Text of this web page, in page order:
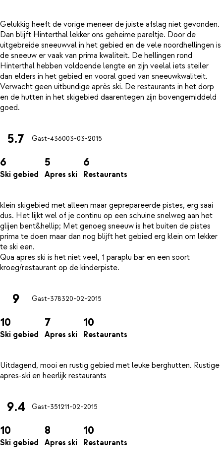
Gelukkig heeft de vorige meneer de juiste afslag niet gevonden.
Dan blijft Hinterthal lekker ons geheime pareltje. Door de
uitgebreide sneeuwval in het gebied en de vele noordhellingen is
de sneeuw er vaak van prima kwaliteit. De hellingen rond
Hinterthal hebben voldoende lengte en zijn veelal iets steiler
dan elders in het gebied en vooral goed van sneeuwkwaliteit.
Verwacht geen uitbundige après ski. De restaurants in het dorp
en de hutten in het skigebied daarentegen zijn bovengemiddeld
5.7 Gast-436003-03-2015
6
Ski gebied
5
Apres ski
6
Restaurants
klein skigebied met alleen maar geprepareerde pistes, erg saai
dus. Het lijkt wel of je continu op een schuine snelweg aan het
glijen bent&hellip; Met genoeg sneeuw is het buiten de pistes
prima te doen maar dan nog blijft het gebied erg klein om lekker
te ski een.
Qua apres ski is het niet veel, 1 paraplu bar en een soort
9 Gast-378320-02-2015
10
Ski gebied
7
Apres ski
10
Restaurants
Uitdagend, mooi en rustig gebied met leuke berghutten. Rustige
9.4 Gast-351211-02-2015
10
Ski gebied
8
Apres ski
10
Restaurants